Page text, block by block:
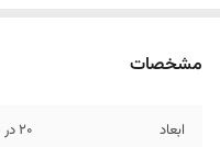
مشخصات
ابعاد 20 در 25 سانتی متر